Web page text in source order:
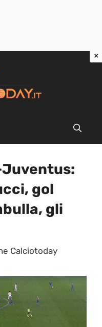
Juventus:
gol
gli
Calciotoday